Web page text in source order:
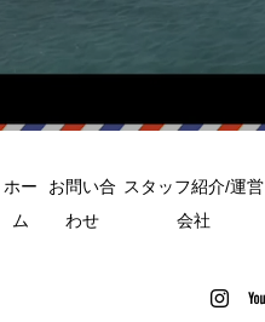
ホー
ム
お問い合
わせ
スタッフ紹介/運営
会社